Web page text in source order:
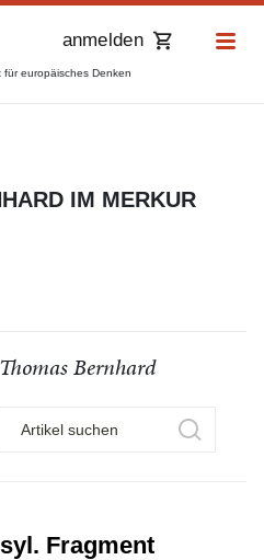
europäisches Denken
anmelden
IM MERKUR
Bernhard
Fragment